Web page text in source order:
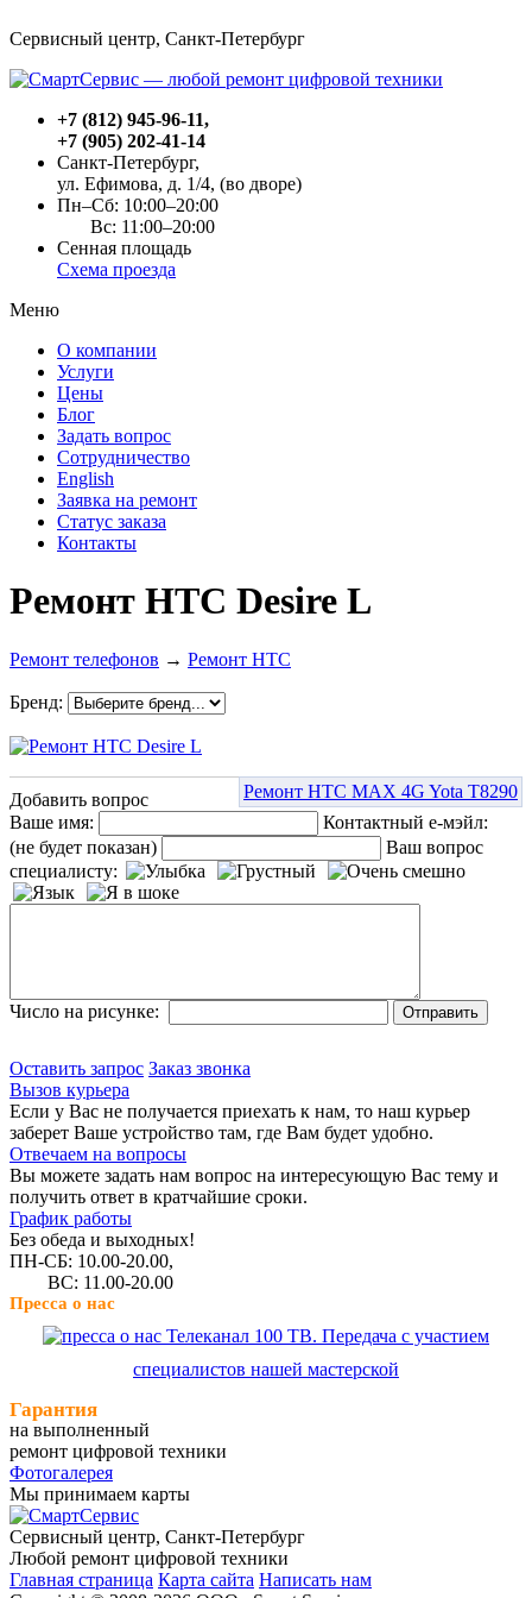
Сервисный центр, Cанкт-Петербург
+7 (812) 945-96-11,
+7 (905) 202-41-14
Санкт-Петербург,
ул. Ефимова, д. 1/4, (во дворе)
Пн–Сб: 10:00–20:00
Вс: 11:00–20:00
Сенная площадь
Схема проезда
Меню
О компании
Услуги
Цены
Блог
Задать вопрос
Сотрудничество
English
Заявка на ремонт
Статус заказа
Контакты
Ремонт HTC Desire L
Ремонт телефонов → Ремонт HTC
Бренд:
Ремонт HTC MAX 4G Yota T8290
Добавить вопрос
Ваше имя:
Контактный е-мэйл:
(не будет показан)
Ваш вопрос
специалисту:
Число на рисунке:
Оставить запрос Заказ звонка
Вызов курьера
Если у Вас не получается приехать к нам, то наш курьер
заберет Ваше устройство там, где Вам будет удобно.
Отвечаем на вопросы
Вы можете задать нам вопрос на интересующую Вас тему и
получить ответ в кратчайшие сроки.
График работы
Без обеда и выходных!
ПН-СБ: 10.00-20.00,
ВС: 11.00-20.00
Пресса о нас
Телеканал 100 ТВ. Передача с участием
специалистов нашей мастерской
Гарантия
на выполненный
ремонт цифровой техники
Фотогалерея
Мы принимаем карты
Сервисный центр, Cанкт-Петербург
Любой ремонт цифровой техники
Главная страница Карта сайта Написать нам